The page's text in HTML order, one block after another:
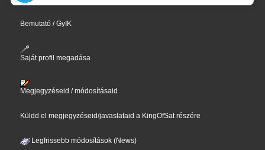
Bemutató / GyIK
Saját profil megadása
Megjegyzéseid / módosításaid
Küldd el megjegyzéseid/javaslataid a KingOfSat részére
Legfrissebb módosítások (News)